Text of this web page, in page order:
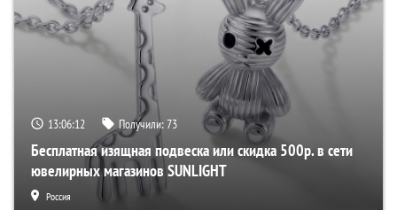
13:06:10 Получили:73
Бесплатная изящная подвеска или скидка 500р. в сети
ювелирных магазинов SUNLIGHT
Россия